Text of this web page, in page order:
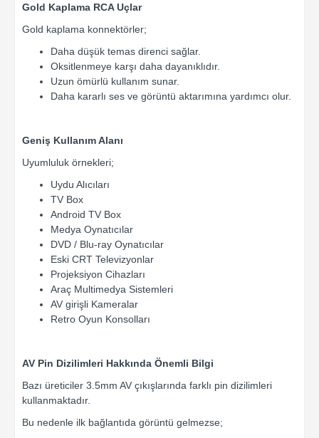
Gold Kaplama RCA Uçlar
Gold kaplama konnektörler;
Daha düşük temas direnci sağlar.
Oksitlenmeye karşı daha dayanıklıdır.
Uzun ömürlü kullanım sunar.
Daha kararlı ses ve görüntü aktarımına yardımcı olur.
Geniş Kullanım Alanı
Uyumluluk örnekleri;
Uydu Alıcıları
TV Box
Android TV Box
Medya Oynatıcılar
DVD / Blu-ray Oynatıcılar
Eski CRT Televizyonlar
Projeksiyon Cihazları
Araç Multimedya Sistemleri
AV girişli Kameralar
Retro Oyun Konsolları
AV Pin Dizilimleri Hakkında Önemli Bilgi
Bazı üreticiler 3.5mm AV çıkışlarında farklı pin dizilimleri
kullanmaktadır.
Bu nedenle ilk bağlantıda görüntü gelmezse;